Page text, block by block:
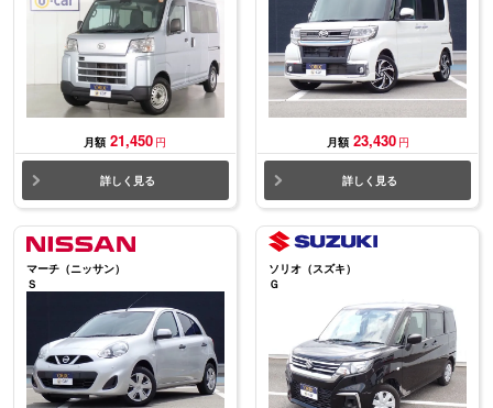
月額 21,450 円
詳しく見る
月額 23,430 円
詳しく見る
マーチ（ニッサン）
Ｓ
ソリオ（スズキ）
Ｇ